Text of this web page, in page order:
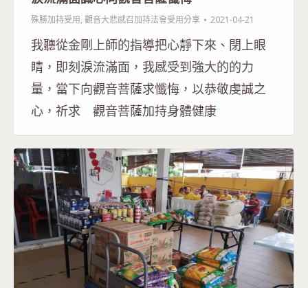
殊勝加持受用, 觀音大悲感召加持法會受用分享 2021-04-21
我聽從金剛上師的指導把心靜下來、閉上眼
睛，即刻淚流滿面，我感受到強大的的力
量，當下向觀音菩薩求懺悔，以恭敬虔誠之
心，祈求 觀音菩薩加持身體健康